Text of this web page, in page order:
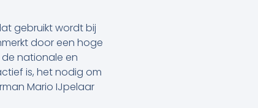
gebruikt wordt bij
door een hoge
nationale en
is, het nodig om
Mario IJpelaar